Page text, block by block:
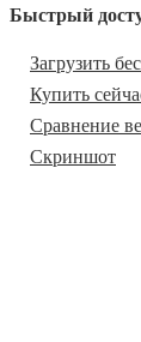
Быстрый
Загрузить
Купить
Сравнение
Скриншот